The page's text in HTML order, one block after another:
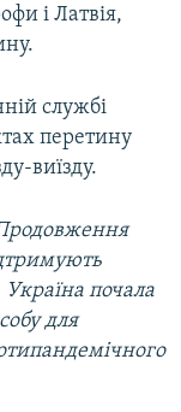
і Латвія,
службі
перетину
виїзду.
Україна почала
для